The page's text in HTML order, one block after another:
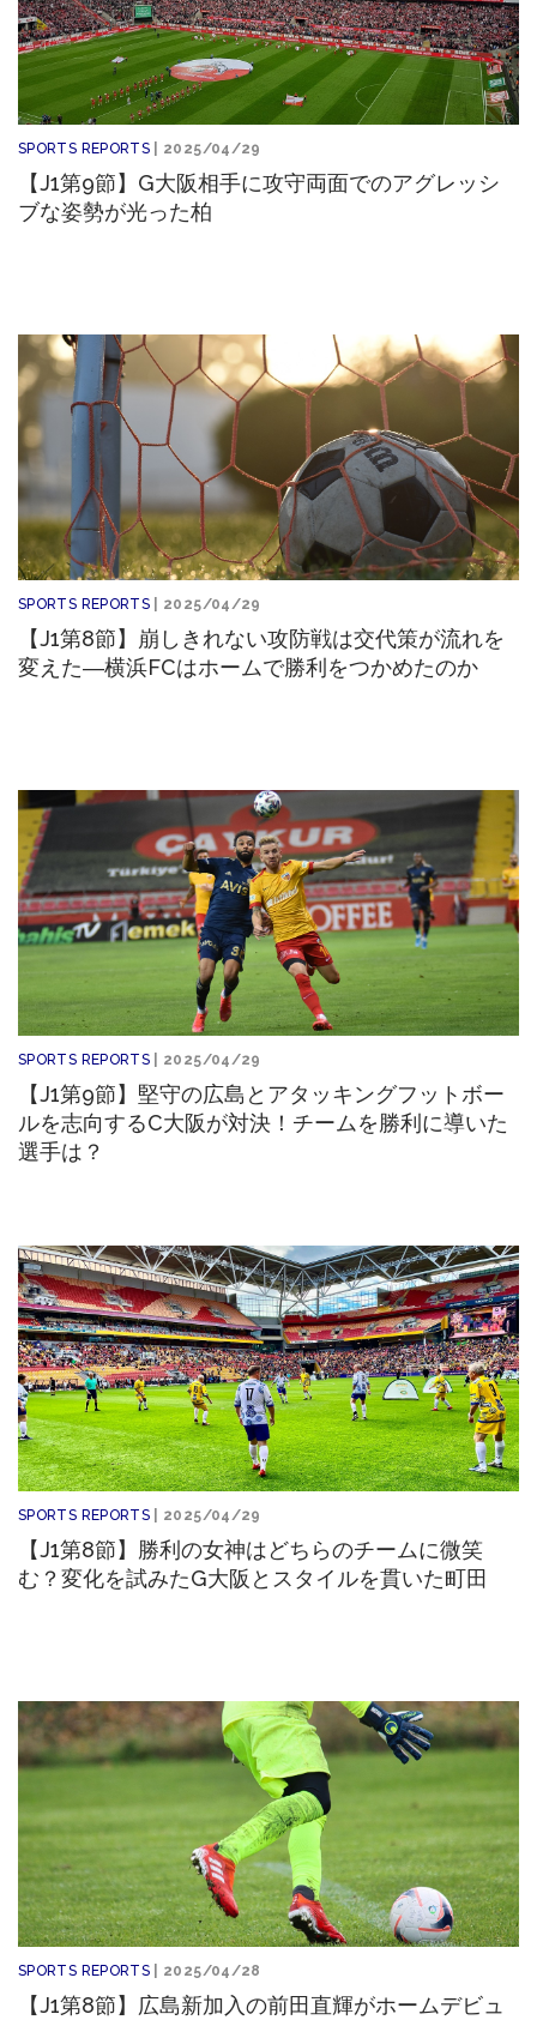
SPORTS REPORTS | 2025/04/29
【J1第9節】G大阪相手に攻守両面でのアグレッシ
ブな姿勢が光った柏
SPORTS REPORTS | 2025/04/29
【J1第8節】崩しきれない攻防戦は交代策が流れを
変えた―横浜FCはホームで勝利をつかめたのか
SPORTS REPORTS | 2025/04/29
【J1第9節】堅守の広島とアタッキングフットボー
ルを志向するC大阪が対決！チームを勝利に導いた
選手は？
SPORTS REPORTS | 2025/04/29
【J1第8節】勝利の女神はどちらのチームに微笑
む？変化を試みたG大阪とスタイルを貫いた町田
SPORTS REPORTS | 2025/04/28
【J1第8節】広島新加入の前田直輝がホームデビュ